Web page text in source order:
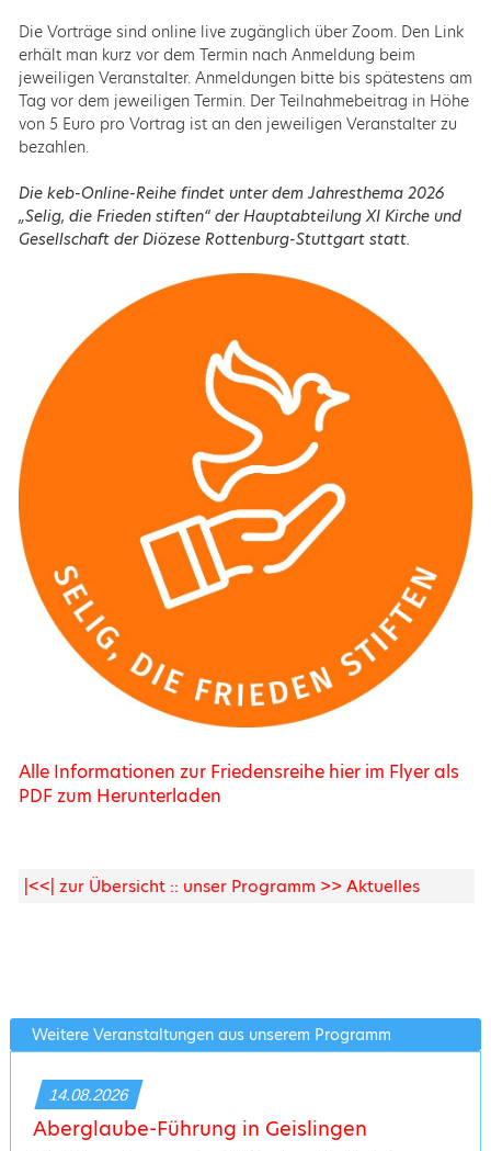
Die Vorträge sind online live zugänglich über Zoom. Den Link
erhält man kurz vor dem Termin nach Anmeldung beim
jeweiligen Veranstalter. Anmeldungen bitte bis spätestens am
Tag vor dem jeweiligen Termin. Der Teilnahmebeitrag in Höhe
von 5 Euro pro Vortrag ist an den jeweiligen Veranstalter zu
bezahlen.
Die keb-Online-Reihe findet unter dem Jahresthema 2026
„Selig, die Frieden stiften“ der Hauptabteilung XI Kirche und
Gesellschaft der Diözese Rottenburg-Stuttgart statt.
Alle Informationen zur Friedensreihe hier im Flyer als
PDF zum Herunterladen
|<<| zur Übersicht :: unser Programm >> Aktuelles
Weitere Veranstaltungen aus unserem Programm
14.08.2026
Aberglaube-Führung in Geislingen